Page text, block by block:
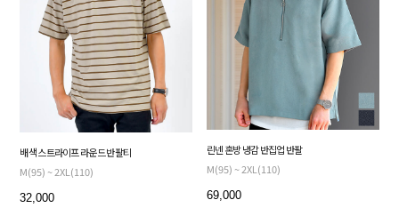
배색 스트라이프 라운드 반팔티
M(95) ~ 2XL(110)
32,000
린넨 혼방 냉감 반집업 반팔
M(95) ~ 2XL(110)
69,000